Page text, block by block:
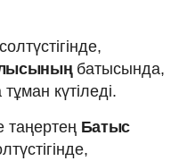
батысында,
күтіледі.
таңертең Батыс